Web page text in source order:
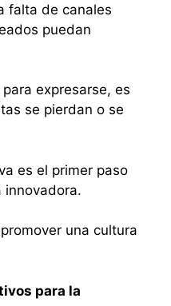
falta de canales
puedan
expresarse, es
se pierdan o se
es el primer paso
innovadora.
una cultura
para la